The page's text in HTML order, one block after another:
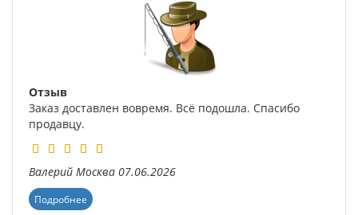
Отзыв
Заказ доставлен вовремя. Всё подошла. Спасибо
продавцу.
Валерий Москва 07.06.2026
Подробнее